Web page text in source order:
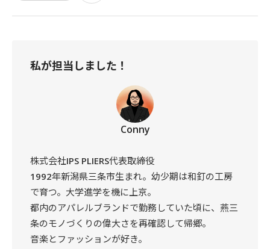
私が担当しました！
Conny
株式会社IPS PLIERS代表取締役
1992年新潟県三条市生まれ。幼少期は和釘の工房
で育つ。大学進学を機に上京。
都内のアパレルブランドで勤務していた頃に、燕三
条のモノづくりの偉大さを再確認して帰郷。
音楽とファッションが好き。